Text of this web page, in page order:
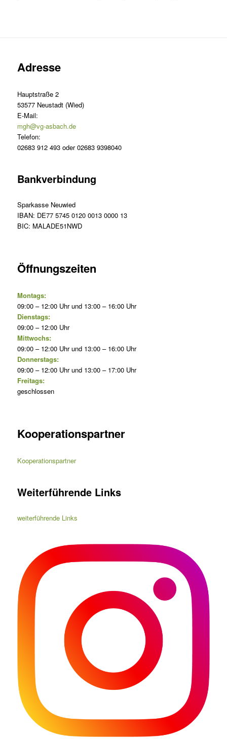
Adresse
Hauptstraße 2
53577 Neustadt (Wied)
E-Mail:
mgh@vg-asbach.de
Telefon:
02683 912 493 oder 02683 9398040
Bankverbindung
Sparkasse Neuwied
IBAN: DE77 5745 0120 0013 0000 13
BIC: MALADE51NWD
Öffnungszeiten
Montags:
09:00 – 12:00 Uhr und 13:00 – 16:00 Uhr
Dienstags:
09:00 – 12:00 Uhr
Mittwochs:
09:00 – 12:00 Uhr und 13:00 – 16:00 Uhr
Donnerstags:
09:00 – 12:00 Uhr und 13:00 – 17:00 Uhr
Freitags:
geschlossen
Kooperationspartner
Kooperationspartner
Weiterführende Links
weiterführende Links